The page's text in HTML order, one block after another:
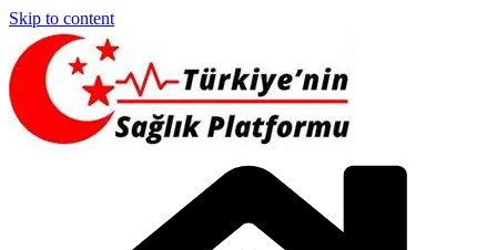
Skip to content